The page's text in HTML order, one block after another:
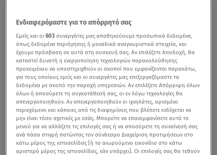
ΑΓΙΟ ΟΡΟΣ:Η Σαρακοστή είναι μια περίοδος
πνευματικής και σωματικής προετοιμασίας, κατά την
Ενδιαφερόμαστε για το απόρρητό σας
Εμείς και οι603 συνεργάτες μας αποθηκεύουμε προσωπικά δεδομένα,
όπως δεδομένα περιήγησης ή μοναδικά αναγνωριστικά στοιχεία, και
έχουμε πρόσβαση σε αυτά στη συσκευή σας. Αν επιλέξετε Αποδοχή, θα
καταστεί δυνατή η ενεργοποίηση τεχνολογιών παρακολούθησης
προκειμένου να υποστηριχθούν οι σκοποί που εμφανίζονται παρακάτω,
για τους οποίους εμείς και οι συνεργάτες μας επεξεργαζόμαστε τα
δεδομένα με σκοπό την παροχή υπηρεσιών. Αν επιλέξετε Απόρριψη όλων
όλων ή αποσύρετε τη συγκατάθεσή σας, οι εν λόγω τεχνολογίες θα
απενεργοποιηθούν. Αν απενεργοποιηθούν οι ιχνηλάτες, ορισμένο
περιεχόμενο και κάποιες από τις διαφημίσεις που βλέπετε ενδέχεται να
μην είναι τόσο σχετικές με εσάς. Μπορείτε να επανεμφανίσετε αυτό το
μενού για να αλλάξετε τις επιλογές σας ή να αποσύρετε τη συναίνεσή σας
ανά πάσα στιγμή πατώντας τον σύνδεσμο Διαχείριση προτιμήσεων στο
κάτω μέρος της ιστοσελίδας [ή το αιωρούμενο εικονίδιο στο κάτω
αριστερό μέρος της ιστοσελίδας, εάν υπάρχει]. Οι επιλογές σας θα τεθούν